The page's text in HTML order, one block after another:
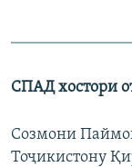
СПАД хостори
Созмони
Тоҷикистону